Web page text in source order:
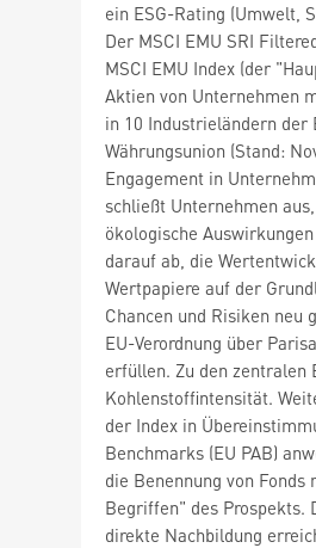
ein ESG-Rating (Umwelt,
Der MSCI EMU SRI
MSCI EMU Index (der
Aktien von Unternehmen
in 10 Industrieländern der
Währungsunion (Stand:
Engagement in
schließt Unternehmen
ökologische
darauf ab, die
Wertpapiere auf der
Chancen und Risiken neu
EU-Verordnung über
erfüllen. Zu den zentralen
Kohlenstoffintensität.
der Index in
Benchmarks (EU PAB)
die Benennung von
Begriffen" des Prospekts.
direkte Nachbildung